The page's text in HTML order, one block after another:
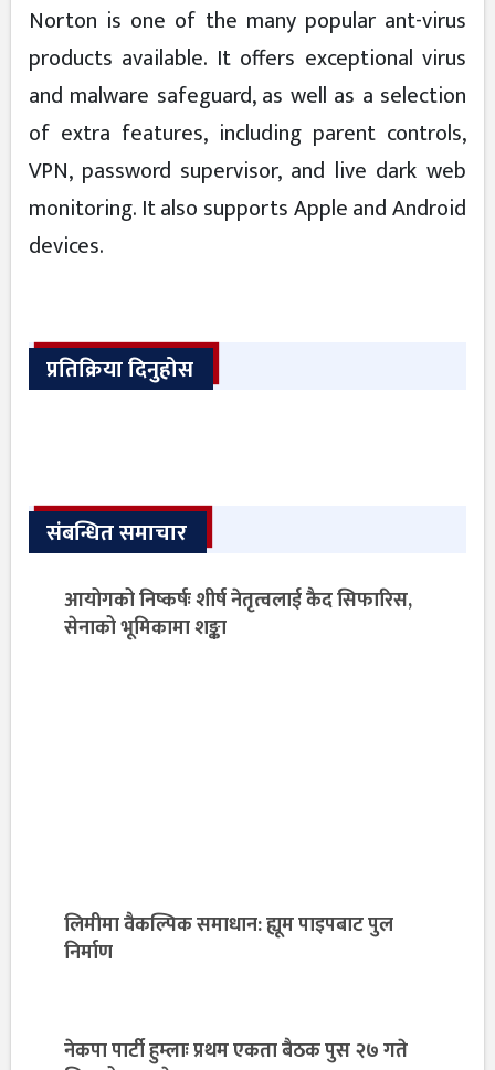
Norton is one of the many popular ant-virus
products available. It offers exceptional virus
and malware safeguard, as well as a selection
of extra features, including parent controls,
VPN, password supervisor, and live dark web
monitoring. It also supports Apple and Android
devices.
प्रतिक्रिया दिनुहोस
संबन्धित समाचार
आयोगको निष्कर्षः शीर्ष नेतृत्वलाई कैद सिफारिस,
सेनाको भूमिकामा शङ्का
लिमीमा वैकल्पिक समाधान: ह्यूम पाइपबाट पुल
निर्माण
नेकपा पार्टी हुम्लाः प्रथम एकता बैठक पुस २७ गते